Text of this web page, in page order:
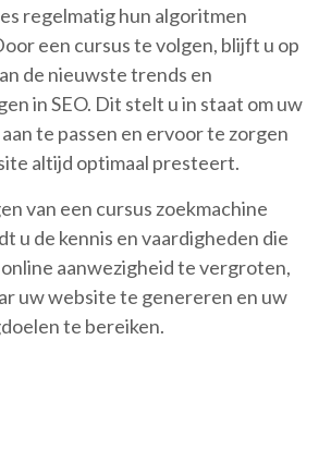
regelmatig hun algoritmen
een cursus te volgen, blijft u op
de nieuwste trends en
in SEO. Dit stelt u in staat om uw
te passen en ervoor te zorgen
altijd optimaal presteert.
van een cursus zoekmachine
u de kennis en vaardigheden die
aanwezigheid te vergroten,
uw website te genereren en uw
te bereiken.